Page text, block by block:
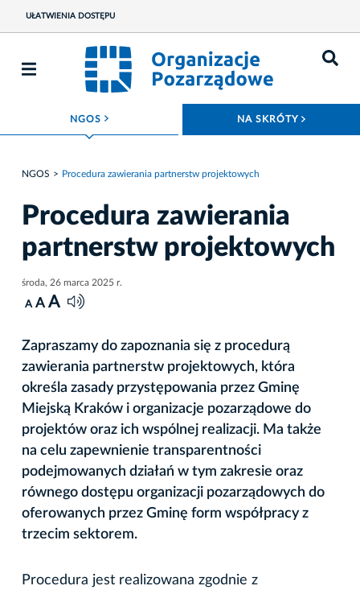
UŁATWIENIA DOSTĘPU
NGOS ROZWIŃ MENU NA SKRÓTY
NGOS Procedura zawierania partnerstw projektowych
Procedura zawierania
partnerstw projektowych
środa, 26 marca 2025 r.
A A A
Zapraszamy do zapoznania się z procedurą
zawierania partnerstw projektowych, która
określa zasady przystępowania przez Gminę
Miejską Kraków i organizacje pozarządowe do
projektów oraz ich wspólnej realizacji. Ma także
na celu zapewnienie transparentności
podejmowanych działań w tym zakresie oraz
równego dostępu organizacji pozarządowych do
oferowanych przez Gminę form współpracy z
trzecim sektorem.
Procedura jest realizowana zgodnie z